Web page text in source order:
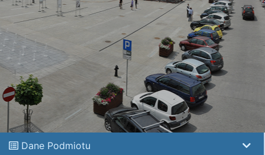
Dane Podmiotu